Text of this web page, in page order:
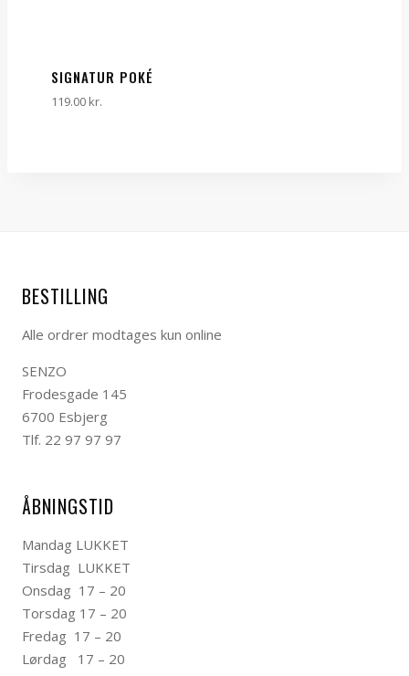
SIGNATUR POKÉ
119.00 kr.
BESTILLING
Alle ordrer modtages kun online
SENZO
Frodesgade 145
6700 Esbjerg
Tlf. 22 97 97 97
ÅBNINGSTID
Mandag LUKKET
Tirsdag LUKKET
Onsdag 17 – 20
Torsdag 17 – 20
Fredag 17 – 20
Lørdag 17 – 20